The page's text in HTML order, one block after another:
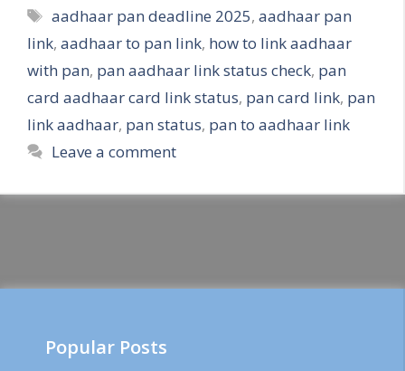
Tags
aadhaar pan deadline 2025,aadhaar pan
link, aadhaar to pan link, how to link aadhaar
with pan, pan aadhaar link status check, pan
card aadhaar card link status, pan card link, pan
link aadhaar, pan status, pan to aadhaar link
Leave a comment
Popular Posts